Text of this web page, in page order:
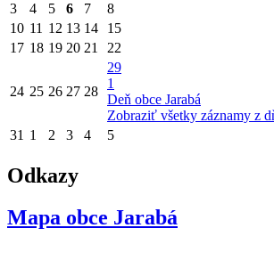
3
4 5 6 7 8
10 11 12 13 14 15
17 18 19 20 21 22
24 25 26 27 28
29
1
Deň obce Jarabá
Zobraziť všetky záznamy z
31 1 2 3 4 5
Odkazy
Mapa obce Jarabá